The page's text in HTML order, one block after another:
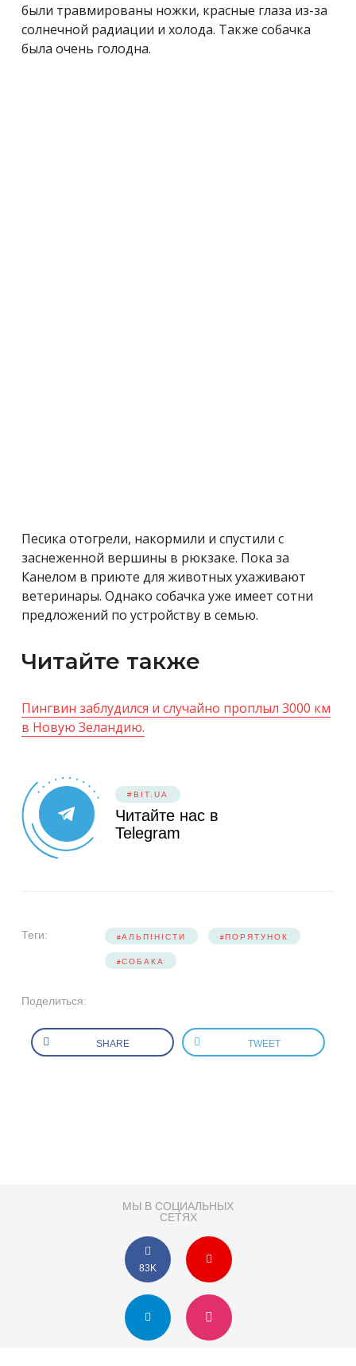
были травмированы ножки, красные глаза из-за
солнечной радиации и холода. Также собачка
была очень голодна.
Песика отогрели, накормили и спустили с
заснеженной вершины в рюкзаке. Пока за
Канелом в приюте для животных ухаживают
ветеринары. Однако собачка уже имеет сотни
предложений по устройству в семью.
Читайте также
Пингвин заблудился и случайно проплыл 3000 км
в Новую Зеландию.
#BIT.UA
Читайте нас в
Telegram
Теги: АЛЬПІНІСТИ ПОРЯТУНОК
СОБАКА
Поделиться:
SHARE TWEET
МЫ В СОЦИАЛЬНЫХ
СЕТЯХ
83K